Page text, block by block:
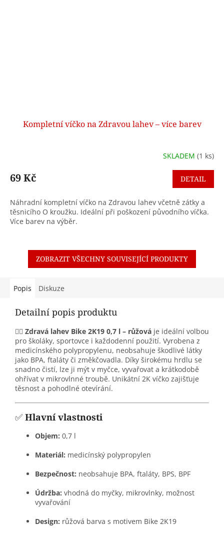
Kompletní víčko na Zdravou lahev – více barev
SKLADEM (1 ks)
69 Kč DETAIL
Náhradní kompletní víčko na Zdravou lahev včetně zátky a
těsnicího O kroužku. Ideální při poškození původního víčka.
Více barev na výběr.
ZOBRAZIT VŠECHNY SOUVISEJÍCÍ PRODUKTY
Popis Diskuze
Detailní popis produktu
🚴‍♀️ Zdravá lahev Bike 2K19 0,7 l – růžová je ideální volbou
pro školáky, sportovce i každodenní použití. Vyrobena z
medicínského polypropylenu, neobsahuje škodlivé látky
jako BPA, ftaláty či změkčovadla. Díky širokému hrdlu se
snadno čistí, lze ji mýt v myčce, vyvařovat a krátkodobě
ohřívat v mikrovlnné troubě. Unikátní 2K víčko zajišťuje
těsnost a pohodlné otevírání.
✅ Hlavní vlastnosti
Objem: 0,7 l
Materiál: medicínský polypropylen
Bezpečnost: neobsahuje BPA, ftaláty, BPS, BPF
Údržba: vhodná do myčky, mikrovlnky, možnost
vyvařování
Design: růžová barva s motivem Bike 2K19